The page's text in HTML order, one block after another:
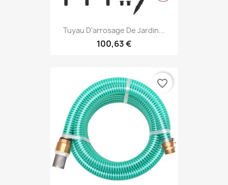
Tuyau D'arrosage De Jardin...
100,63 €
favorite_border